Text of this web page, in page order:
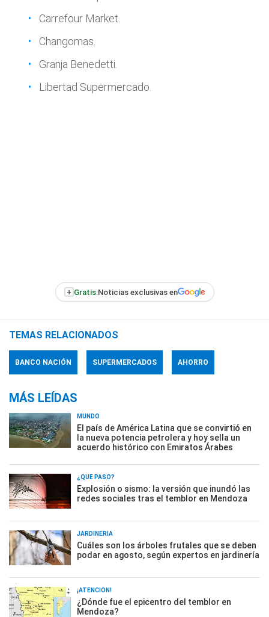
Carrefour Market.
Changomas.
Granja Benedetti.
Libertad Supermercado.
+ Gratis:Noticias exclusivas en
TEMAS RELACIONADOS
BANCO NACIÓN SUPERMERCADOS AHORRO
MÁS LEÍDAS
MUNDO
El país de América Latina que se convirtió en
la nueva potencia petrolera y hoy sella un
acuerdo histórico con Emiratos Árabes
¿QUÉ PASÓ?
Explosión o sismo: la versión que inundó las
redes sociales tras el temblor en Mendoza
JARDINERÍA
Cuáles son los árboles frutales que se deben
podar en agosto, según expertos en jardinería
¡ATENCIÓN!
¿Dónde fue el epicentro del temblor en
Mendoza?